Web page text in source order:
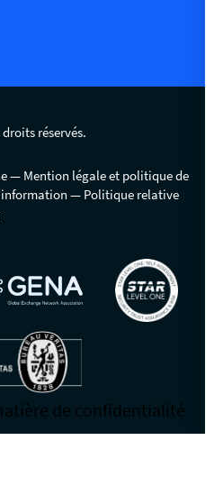
réservés.
Mention légale et politique de
Politique relative